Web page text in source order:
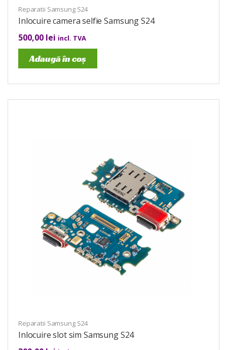
Reparatii Samsung S24
Inlocuire camera selfie Samsung S24
500,00 lei incl. TVA
Adaugă în coș
Reparatii Samsung S24
Inlocuire slot sim Samsung S24